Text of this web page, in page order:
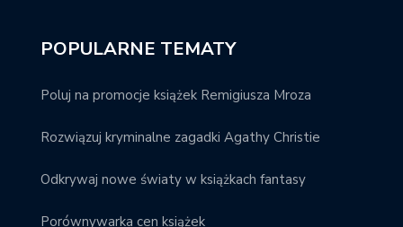
POPULARNE TEMATY
Poluj na promocje książek Remigiusza Mroza
Rozwiązuj kryminalne zagadki Agathy Christie
Odkrywaj nowe światy w książkach fantasy
Porównywarka cen książek